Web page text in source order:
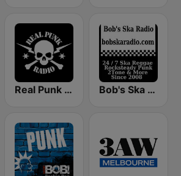
Real Punk Radio Bob's Ska Radio